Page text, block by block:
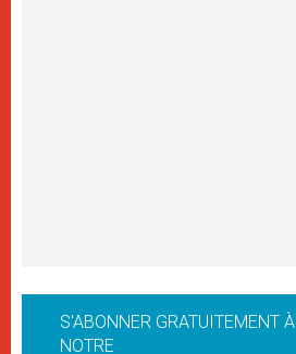
S'ABONNER GRATUITEMENT À
NOTRE